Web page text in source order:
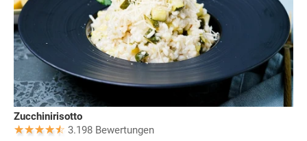
Zucchinirisotto
3.198 Bewertungen